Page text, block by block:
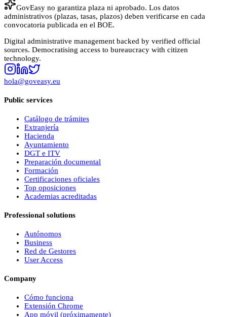
GovEasy no garantiza plaza ni aprobado. Los datos
administrativos (plazas, tasas, plazos) deben verificarse en cada
convocatoria publicada en el BOE.
Digital administrative management backed by verified official
sources. Democratising access to bureaucracy with citizen
technology.
hola@goveasy.eu
Public services
Catálogo de trámites
Extranjería
Hacienda
Ayuntamiento
DGT e ITV
Preparación documental
Formación
Certificaciones oficiales
Top oposiciones
Academias acreditadas
Professional solutions
Autónomos
Business
Red de Gestores
User Access
Company
Cómo funciona
Extensión Chrome
App móvil (próximamente)